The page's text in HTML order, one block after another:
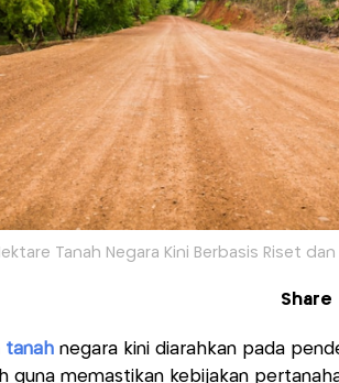
Tanah Negara Kini Berbasis Riset
Share
tanahnegara kini diarahkan pada
guna memastikan kebijakan